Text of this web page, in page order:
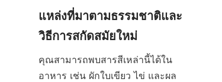
แหล่งที่มาตามธรรมชาติและ
วิธีการสกัดสมัยใหม่
คุณสามารถพบสารสีเหล่านี้ได้ใน
อาหาร เช่น ผักใบเขียว ไข่ และผล